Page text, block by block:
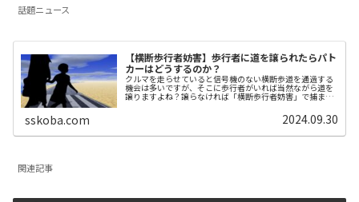
話題ニュース
【横断歩行者妨害】歩行者に道を譲られたらパト
カーはどうするのか？
クルマを走らせていると信号機のない横断歩道を通過する
機会は多いですが、そこに歩行者がいれば当然ながら道を
譲りますよね？譲らなければ「横断歩行者妨害」で捕まっ
てしまいます。しかし、なんらかの事情があって歩行者か
sskoba.com 2024.09.30
関連記事